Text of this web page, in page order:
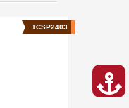
TCSP2403